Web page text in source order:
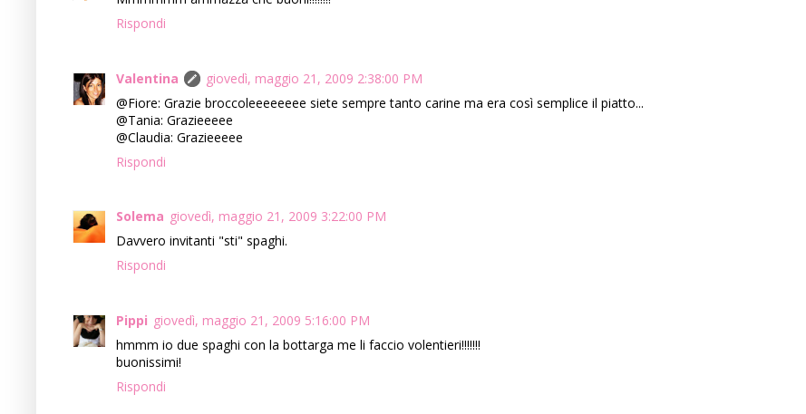
Rispondi
Valentina
giovedì, maggio 21, 2009 2:38:00 PM
@Fiore: Grazie broccoleeeeeeee siete sempre tanto carine ma era così semplice il piatto...
@Tania: Grazieeeee
@Claudia: Grazieeeee
Rispondi
Solema giovedì, maggio 21, 2009 3:22:00 PM
Davvero invitanti "sti" spaghi.
Rispondi
Pippi giovedì, maggio 21, 2009 5:16:00 PM
hmmm io due spaghi con la bottarga me li faccio volentieri!!!!!!!
buonissimi!
Rispondi